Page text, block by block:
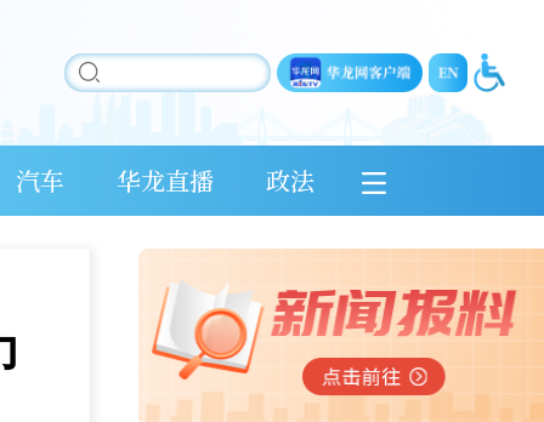
汽车 华龙直播 政法